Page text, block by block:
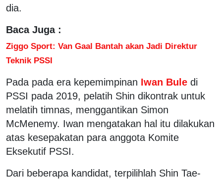
dia.
Baca Juga :
Ziggo Sport: Van Gaal Bantah akan Jadi Direktur
Teknik PSSI
Pada pada era kepemimpinan Iwan Bule di
PSSI pada 2019, pelatih Shin dikontrak untuk
melatih timnas, menggantikan Simon
McMenemy. Iwan mengatakan hal itu dilakukan
atas kesepakatan para anggota Komite
Eksekutif PSSI.
Dari beberapa kandidat, terpilihlah Shin Tae-